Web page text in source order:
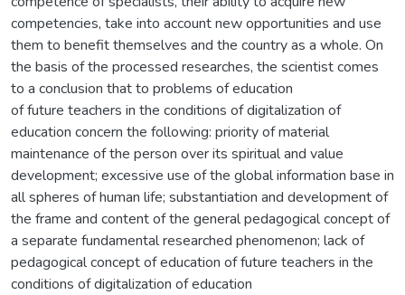
competencies, take into account new opportunities and use
them to benefit themselves and the country as a whole. On
the basis of the processed researches, the scientist comes
to a conclusion that to problems of education
of future teachers in the conditions of digitalization of
education concern the following: priority of material
maintenance of the person over its spiritual and value
development; excessive use of the global information base in
all spheres of human life; substantiation and development of
the frame and content of the general pedagogical concept of
a separate fundamental researched phenomenon; lack of
pedagogical concept of education of future teachers in the
conditions of digitalization of education